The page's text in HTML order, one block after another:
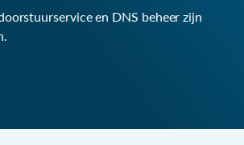
en DNS beheer zijn